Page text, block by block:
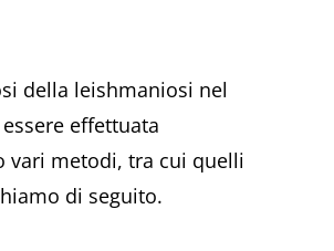
della leishmaniosi nel
effettuata
vari metodi, tra cui quelli
di seguito.